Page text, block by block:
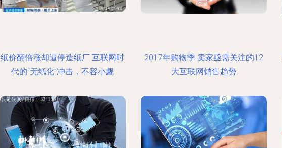
纸价翻倍涨却逼停造纸厂 互联网时
代的“无纸化”冲击，不容小觑
2017年购物季 卖家亟需关注的12
大互联网销售趋势